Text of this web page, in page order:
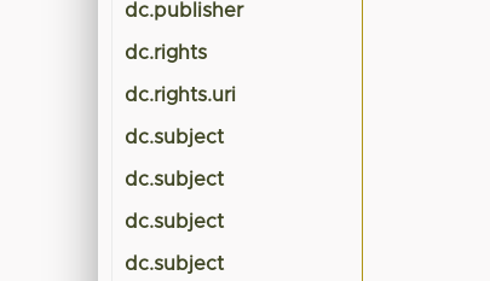
dc.publisher
dc.rights
dc.rights.uri
dc.subject
dc.subject
dc.subject
dc.subject